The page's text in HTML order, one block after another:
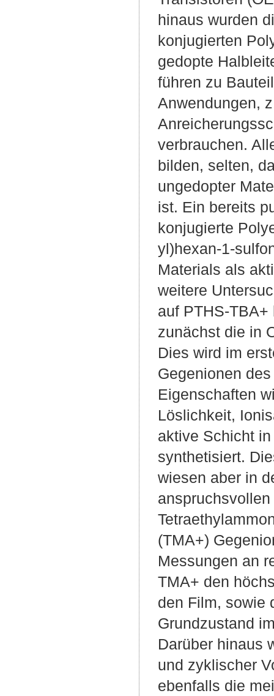
hinaus wurden
konjugierten
gedopte
führen zu
Anwendungen,
verbrauchen.
bilden, selten,
ungedopter
ist. Ein bereits
konjugierte
yl)hexan-1-
Materials als
weitere
auf PTHS-
zunächst die in
Dies wird im
Gegenionen
Eigenschaften
Löslichkeit,
aktive Schicht
synthetisiert.
wiesen aber in
(TMA+)
Messungen an
TMA+ den
den Film, sowie
Grundzustand
Darüber hinaus
und zyklischer
ebenfalls die